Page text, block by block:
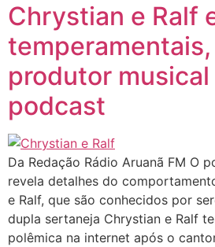
Chrystian e Ralf
produtor musical
podcast
Da Redação Rádio Aruanã FM O
revela detalhes do
e Ralf, que são conhecidos por
dupla sertaneja Chrystian e Ralf
polêmica na internet após o